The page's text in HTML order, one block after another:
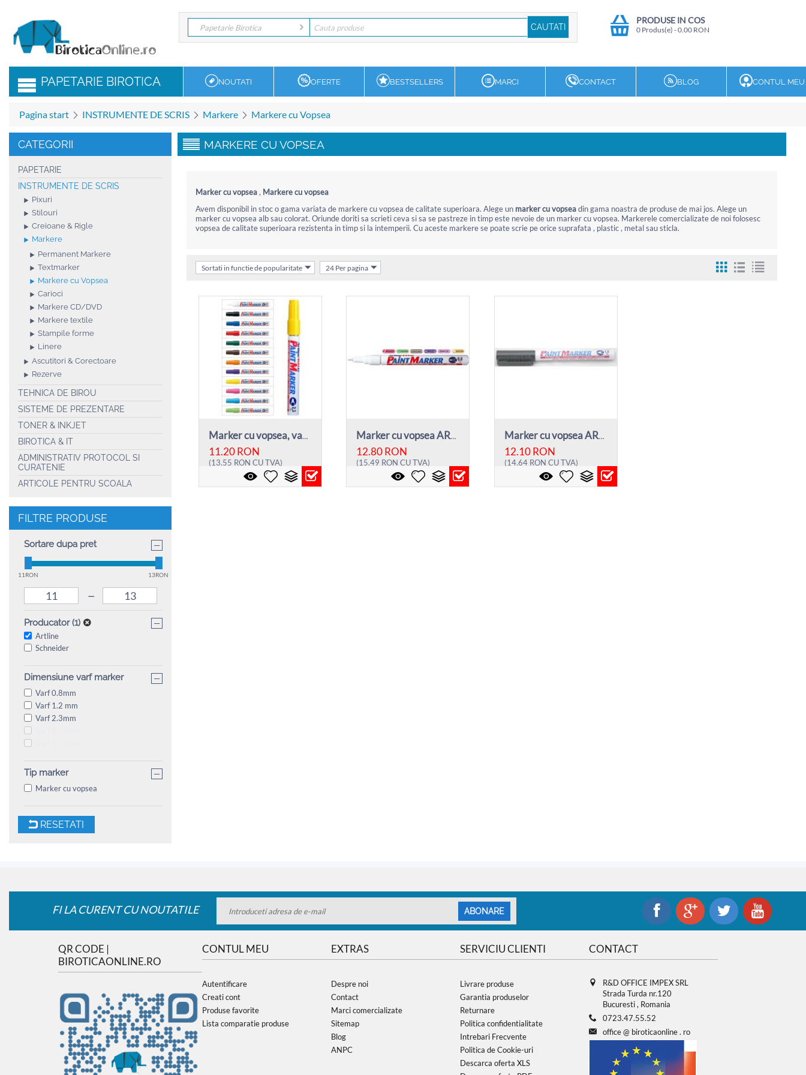
Papetarie Birotica
Papetarie Birotica
PRODUSE IN COS
0 Produs(e) -0.00RON
PAPETARIE BIROTICA NOUTATI OFERTE BESTSELLERS MARCI CONTACT BLOG CONTUL MEU
Pagina start INSTRUMENTE DE SCRIS Markere Markere cu Vopsea
CATEGORII
PAPETARIE
INSTRUMENTE DE SCRIS
Pixuri
Stilouri
Creioane & Rigle
Markere
Permanent Markere
Textmarker
Markere cu Vopsea
Carioci
Markere CD/DVD
Markere textile
Stampile forme
Linere
Ascutitori & Corectoare
Rezerve
TEHNICA DE BIROU
SISTEME DE PREZENTARE
TONER & INKJET
BIROTICA & IT
ADMINISTRATIV PROTOCOL SI
CURATENIE
ARTICOLE PENTRU SCOALA
FILTRE PRODUSE
Sortare dupa pret −
11RON 13RON
–
Producator (1) −
Artline
Schneider
Dimensiune varf marker −
Varf 0.8mm
Varf 1.2 mm
Varf 2.3mm
Tip marker −
Marker cu vopsea
RESETATI
MARKERE CU VOPSEA
Marker cu vopsea, Markere cu vopsea
Avem disponibil in stoc o gama variata de markere cu vopsea de calitate superioara. Alege un marker cu vopseadin gama noastra de produse de mai jos. Alege un
marker cu vopsea alb sau colorat. Oriunde doriti sa scrieti ceva si sa se pastreze in timp este nevoie de un marker cu vopsea. Markerele comercializate de noi folosesc
vopsea de calitate superioara rezistenta in timp si la intemperii. Cu aceste markere se poate scrie pe orice suprafata , plastic , metal sau sticla.
Sortati in functie de popularitate 24 Per pagina
Marker cu vopsea, varf rotund 2.3mm, corp...
11.20RON
(13.55 RON CU TVA)
Marker cu vopsea ARTLINE 444XF, corp meta...
12.80RON
(15.49 RON CU TVA)
Marker cu vopsea ARTLINE 440XF, corp meta...
12.10 RON
(14.64 RON CU TVA)
FI LA CURENT CU NOUTATILE ABONARE
QR CODE |
BIROTICAONLINE.RO
CONTUL MEU
Autentificare
Creati cont
Produse favorite
Lista comparatie produse
EXTRAS
Despre noi
Contact
Marci comercializate
Sitemap
Blog
ANPC
SERVICIU CLIENTI
Livrare produse
Garantia produselor
Returnare
Politica confidentialitate
Intrebari Frecvente
Politica de Cookie-uri
Descarca oferta XLS
CONTACT
R&D OFFICE IMPEX SRL
Strada Turda nr.120
Bucuresti , Romania
0723.47.55.52
office@ biroticaonline. ro